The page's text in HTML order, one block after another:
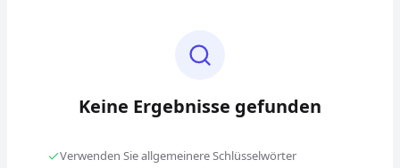
Keine Ergebnisse gefunden
Verwenden Sie allgemeinere Schlüsselwörter